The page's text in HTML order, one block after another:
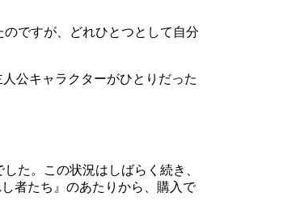
ですが、どれひとつとして自分
公キャラクターがひとりだった
た。この状況はしばらく続き、
者たち』のあたりから、購入で